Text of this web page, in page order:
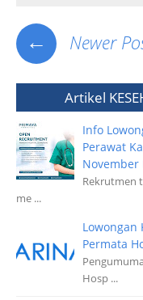
← Newer
Artikel
Info
Perawat
November
Rekrutmen
me ...
Lowongan
Permata
Hosp ...